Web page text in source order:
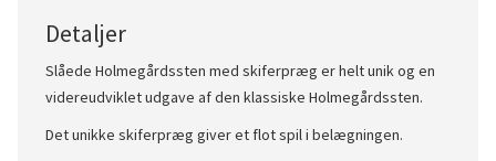
Detaljer
Slåede Holmegårdssten med skiferpræg er helt unik og en
videreudviklet udgave af den klassiske Holmegårdssten.
Det unikke skiferpræg giver et flot spil i belægningen.